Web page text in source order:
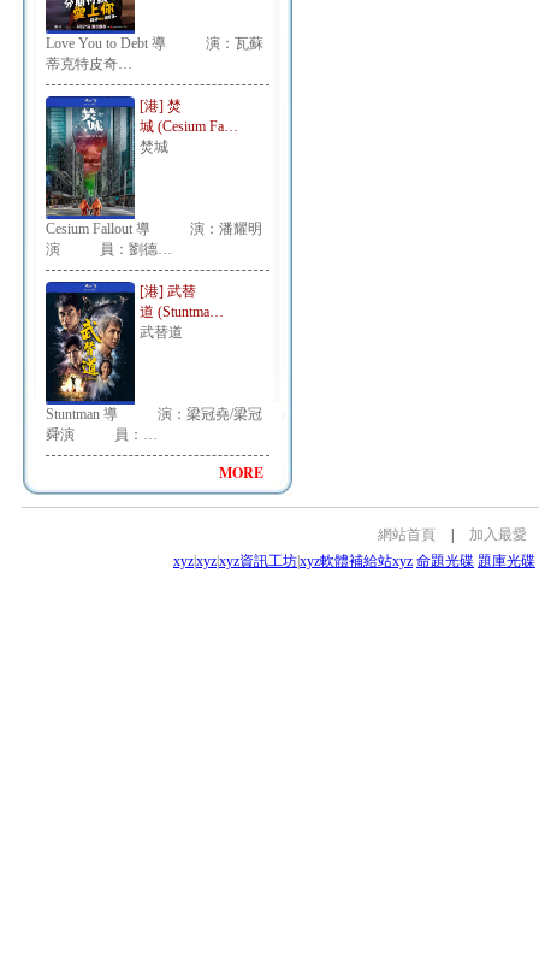
Love You to Debt 導 演：瓦蘇
蒂克特皮奇…
[港] 焚
城 (Cesium Fa…
焚城
Cesium Fallout 導 演：潘耀明
演 員：劉德…
[港] 武替
道 (Stuntma…
武替道
Stuntman 導 演：梁冠堯/梁冠
舜演 員：…
MORE
網站首頁
加入最愛
xyzxyzxyz資訊工坊xyz軟體補給站xyz 命題光碟 題庫光碟